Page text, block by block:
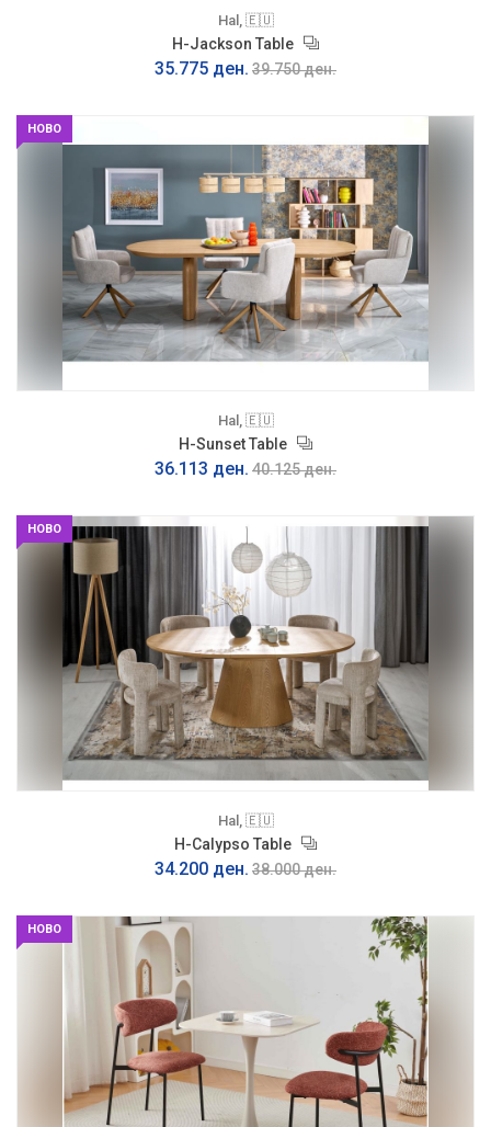
Hal, 🇪🇺
H-Jackson Table
35.775 ден. 39.750 ден.
НОВО
Hal, 🇪🇺
H-Sunset Table
36.113 ден. 40.125 ден.
НОВО
Hal, 🇪🇺
H-Calypso Table
34.200 ден. 38.000 ден.
НОВО